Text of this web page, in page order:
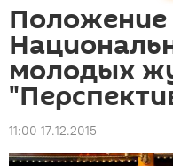
Положение
молодых
11:00 17.12.2015